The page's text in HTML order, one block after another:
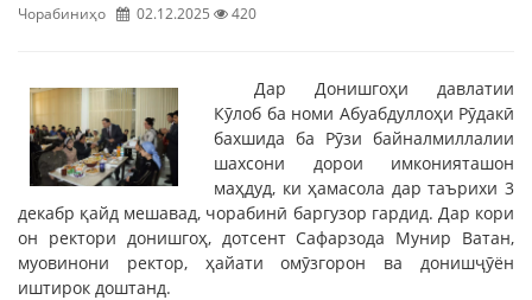
Чорабиниҳо 02.12.2025 420
Дар Донишгоҳи давлатии
Кӯлоб ба номи Абуабдуллоҳи Рӯдакӣ
бахшида ба Рӯзи байналмиллалии
шахсони дорои имконияташон
маҳдуд, ки ҳамасола дар таърихи 3
декабр қайд мешавад, чорабинӣ баргузор гардид. Дар кори
он ректори донишгоҳ, дотсент Сафарзода Мунир Ватан,
муовинони ректор, ҳайати омӯзгорон ва донишҷӯён
иштирок доштанд.